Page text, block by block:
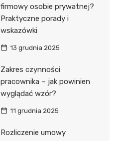
firmowy osobie prywatnej?
Praktyczne porady i
wskazówki
13 grudnia 2025
Zakres czynności
pracownika – jak powinien
wyglądać wzór?
11 grudnia 2025
Rozliczenie umowy